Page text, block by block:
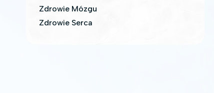
Zdrowie Mózgu
Zdrowie Serca